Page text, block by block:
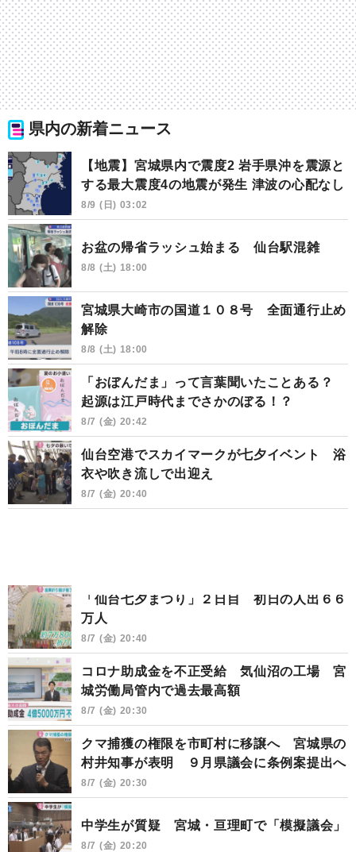
県内の新着ニュース
【地震】宮城県内で震度2 岩手県沖を震源と
する最大震度4の地震が発生 津波の心配なし
8/9 (日) 03:02
お盆の帰省ラッシュ始まる 仙台駅混雑
8/8 (土) 18:00
宮城県大崎市の国道１０８号 全面通行止め
解除
8/8 (土) 18:00
「おぼんだま」って言葉聞いたことある？
起源は江戸時代までさかのぼる！？
8/7 (金) 20:42
仙台空港でスカイマークが七夕イベント 浴
衣や吹き流しで出迎え
8/7 (金) 20:40
「仙台七夕まつり」２日目 初日の人出６６
万人
8/7 (金) 20:40
コロナ助成金を不正受給 気仙沼の工場 宮
城労働局管内で過去最高額
8/7 (金) 20:30
クマ捕獲の権限を市町村に移譲へ 宮城県の
村井知事が表明 ９月県議会に条例案提出へ
8/7 (金) 20:30
中学生が質疑 宮城・亘理町で「模擬議会」
8/7 (金) 20:20